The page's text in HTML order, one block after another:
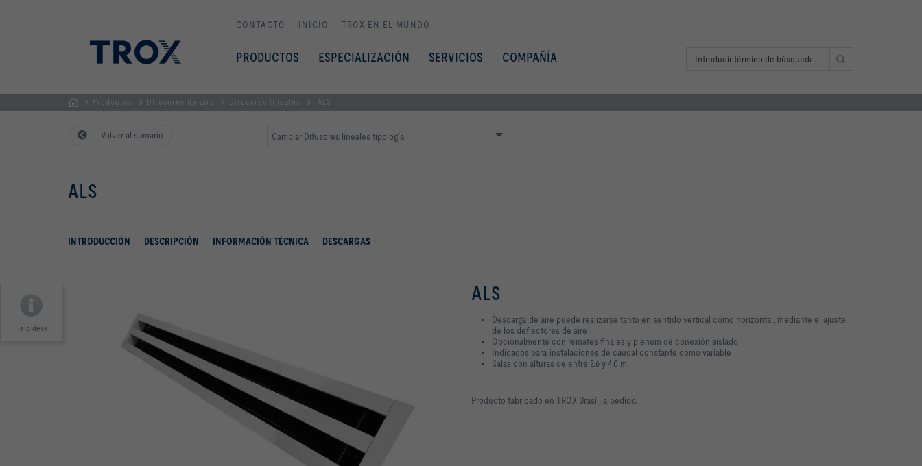
CONTACTO INICIO TROX EN EL MUNDO
PRODUCTOS ESPECIALIZACIÓN SERVICIOS COMPAÑÍA
PRINCIPAL
Productos Difusores de aire Difusores lineales ALS
Volver al sumario Cambiar Difusores lineales tipología
ALS
INTRODUCCIÓN DESCRIPCIÓN INFORMACIÓN TÉCNICA DESCARGAS
Help desk
ALS
Descarga de aire puede realizarse tanto en sentido vertical como horizontal, mediante el ajuste
de los deflectores de aire
Opcionalmente con remates finales y plenum de conexión aislado
Indicados para instalaciones de caudal constante como variable
Salas con alturas de entre 2.6 y 4.0 m.
Producto fabricado en TROX Brasil, a pedido.